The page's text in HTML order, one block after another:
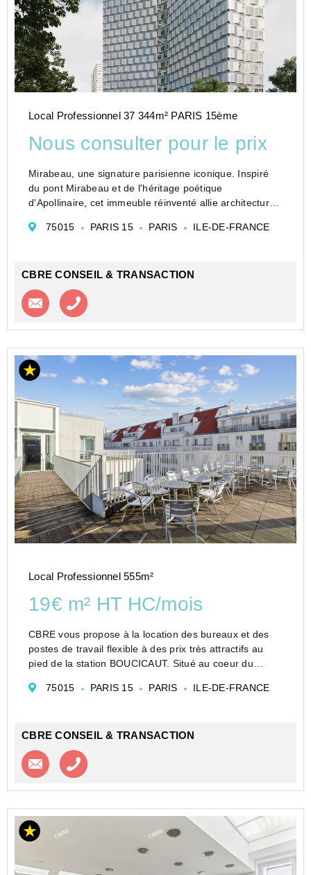
Local Professionnel 37 344m² PARIS 15ème
Nous consulter pour le prix
Mirabeau, une signature parisienne iconique. Inspiré
du pont Mirabeau et de l'héritage poétique
d'Apollinaire, cet immeuble réinventé allie architecture
extérieurs connectés, rooftop panoramique?: un lieu...
75015 PARIS 15 PARIS ILE-DE-FRANCE
CBRE CONSEIL & TRANSACTION
Contacter l'agence
Local Professionnel 555m²
19€ m² HT HC/mois
CBRE vous propose à la location des bureaux et des
postes de travail flexible à des prix très attractifs au
pied de la station BOUCICAUT. Situé au coeur du
nombreux services (cafétéria, gardien sur place,
75015 PARIS 15 PARIS ILE-DE-FRANCE
CBRE CONSEIL & TRANSACTION
Contacter l'agence